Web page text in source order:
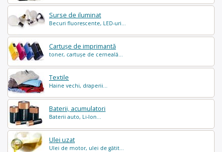
Surse de iluminat
Becuri fluorescente, LED-uri...
Cartușe de imprimantă
toner, cartușe de cerneală...
Textile
Haine vechi, draperii...
Baterii, acumulatori
Baterii auto, Li-Ion...
Ulei uzat
Ulei de motor, ulei de gătit...